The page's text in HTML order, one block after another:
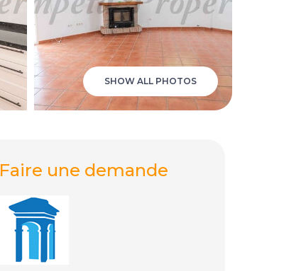
SHOW ALL PHOTOS
Faire une demande